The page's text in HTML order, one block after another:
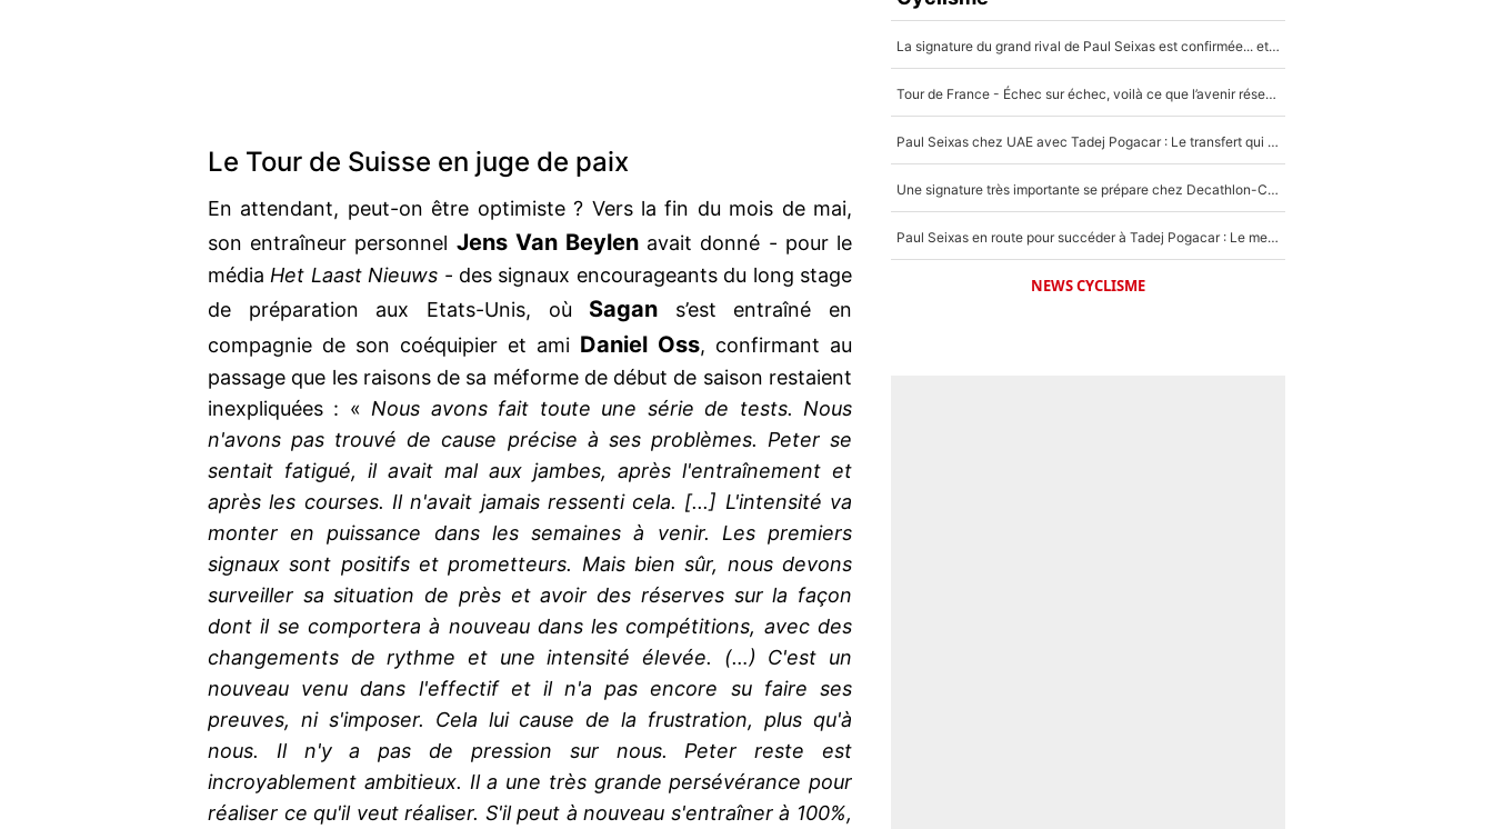
Le Tour de Suisse en juge de paix
En attendant, peut-on être optimiste ? Vers la fin du mois de mai,
son entraîneur personnel Jens Van Beylen avait donné - pour le
médiaHet Laast Nieuws - des signaux encourageants du long stage
de préparation aux Etats-Unis, où Sagan s’est entraîné en
compagnie de son coéquipier et ami Daniel Oss, confirmant au
passage que les raisons de sa méforme de début de saison restaient
inexpliquées : «Nous avons fait toute une série de tests. Nous
n'avons pas trouvé de cause précise à ses problèmes. Peter se
sentait fatigué, il avait mal aux jambes, après l'entraînement et
après les courses. Il n'avait jamais ressenti cela. [...] L'intensité va
monter en puissance dans les semaines à venir. Les premiers
signaux sont positifs et prometteurs. Mais bien sûr, nous devons
surveiller sa situation de près et avoir des réserves sur la façon
dont il se comportera à nouveau dans les compétitions, avec des
changements de rythme et une intensité élevée. (…) C'est un
nouveau venu dans l'effectif et il n'a pas encore su faire ses
preuves, ni s'imposer. Cela lui cause de la frustration, plus qu'à
nous. Il n'y a pas de pression sur nous. Peter reste est
incroyablement ambitieux. Il a une très grande persévérance pour
réaliser ce qu'il veut réaliser. S'il peut à nouveau s'entraîner à 100%,
La signature du grand rival de Paul Seixas est confirmée... et c'est une excellente nouvelle pour l'équipe Decathlon-CMA CGM !
Tour de France - Échec sur échec, voilà ce que l’avenir réserve à Paul Seixas : «Tant qu’il y aura un Pogacar comme celui-là...»
Paul Seixas chez UAE avec Tadej Pogacar : Le transfert qui effraie le peloton, «c’est la pire des choses qui puisse arriver»
Une signature très importante se prépare chez Decathlon-CMA CGM pour aider Paul Seixas à gagner le Tour de France 2027
Paul Seixas en route pour succéder à Tadej Pogacar : Le meilleur est annoncé pour l’avenir de la pépite française
NEWS CYCLISME